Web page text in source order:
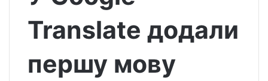
Translate додали
першу мову